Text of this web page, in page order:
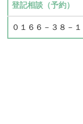
登記相談（予約）
０１６６－３８－１